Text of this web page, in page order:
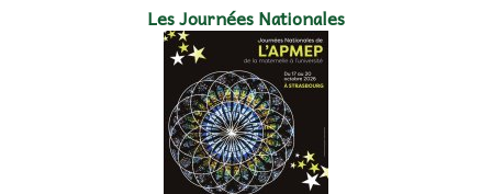
Les Journées Nationales